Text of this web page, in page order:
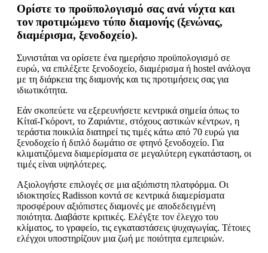
Ορίστε το προϋπολογισμό σας ανά νύχτα και
τον προτιμώμενο τύπο διαμονής (ξενώνας,
διαμέρισμα, ξενοδοχείο).
Συνιστάται να ορίσετε ένα ημερήσιο προϋπολογισμό σε
ευρώ, να επιλέξετε ξενοδοχείο, διαμέρισμα ή hostel ανάλογα
με τη διάρκεια της διαμονής και τις προτιμήσεις σας για
ιδιωτικότητα.
Εάν σκοπεύετε να εξερευνήσετε κεντρικά σημεία όπως το
Κίταϊ-Γκόροντ, το Ζαριάντιε, στόχους αστικών κέντρων, η
τεράστια ποικιλία διατηρεί τις τιμές κάτω από 70 ευρώ για
ξενοδοχείο ή διπλό δωμάτιο σε φτηνό ξενοδοχείο. Για
κλιματιζόμενα διαμερίσματα σε μεγαλύτερη εγκατάσταση, οι
τιμές είναι υψηλότερες.
Αξιολογήστε επιλογές σε μια αξιόπιστη πλατφόρμα. Οι
ιδιοκτησίες Radisson κοντά σε κεντρικά διαμερίσματα
προσφέρουν αξιόπιστες διαμονές με αποδεδειγμένη
ποιότητα. Διαβάστε κριτικές. Ελέγξτε τον έλεγχο του
κλίματος, το γραφείο, τις εγκαταστάσεις ψυχαγωγίας. Τέτοιες
ελέγχοι υποστηρίζουν μια ζωή με ποιότητα εμπειριών.